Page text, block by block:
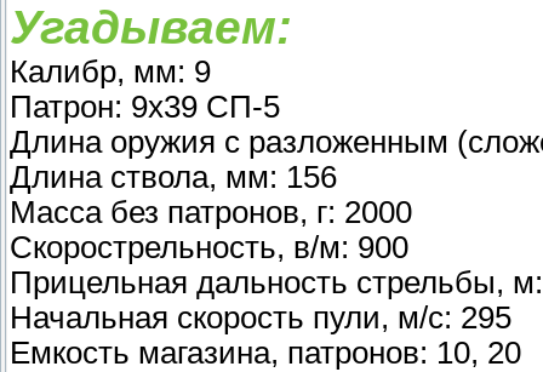
Угадываем:
Калибр, мм: 9
Патрон: 9х39 СП-5
Длина оружия с разложенным
Длина ствола, мм: 156
Масса без патронов, г: 2000
Скорострельность, в/м: 900
Прицельная дальность стрельбы,
Начальная скорость пули, м/с: 295
Емкость магазина, патронов: 10, 20